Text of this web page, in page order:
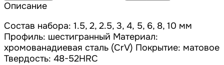
Описание
Состав набора: 1.5, 2, 2.5, 3, 4, 5, 6, 8, 10 мм
Профиль: шестигранный Материал:
хромованадиевая сталь (CrV) Покрытие: матовое
Твердость: 48-52HRC